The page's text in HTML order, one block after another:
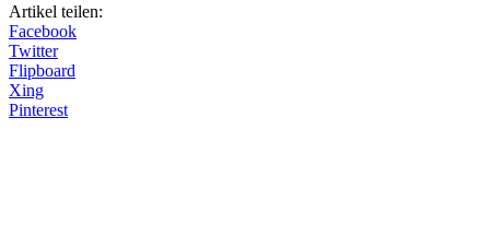
Artikel teilen:
Facebook
Twitter
Flipboard
Xing
Pinterest